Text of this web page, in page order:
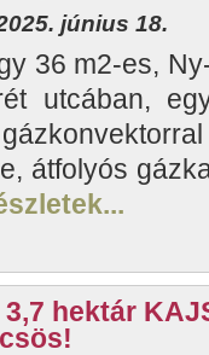
június 18.
36 m2-es,
utcában,
átfolyós
3,7 hektár